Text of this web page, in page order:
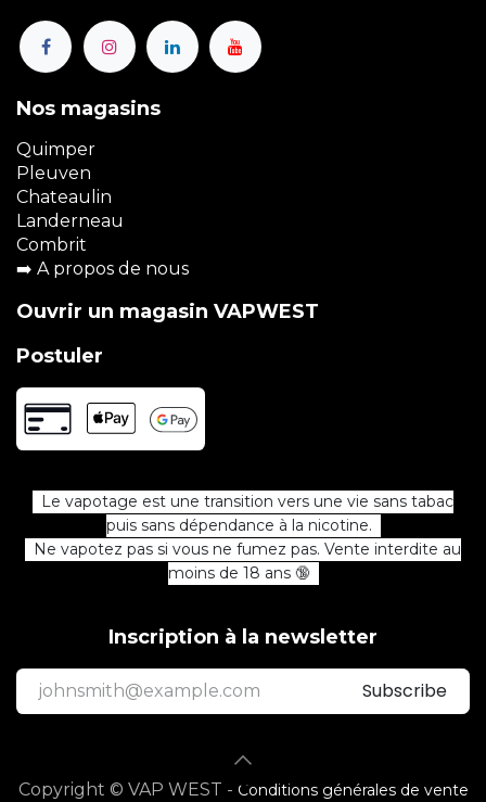
Nos magasins
Quimper
Pleuven
Chateaulin
Landerneau
Combrit
➡️ A propos de nous
Ouvrir un magasin VAPWEST
Postuler
Le vapotage est une transition vers une vie sans tabac
puis sans dépendance à la nicotine.
Ne vapotez pas si vous ne fumez pas. Vente interdite au
moins de 18 ans 🔞
Inscription à la newsletter
Subscribe
Copyright © VAP WEST - Conditions générales de vente